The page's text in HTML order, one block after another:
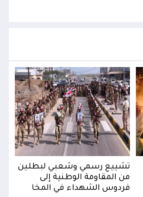
تشييع رسمي وشعبي لبطلين
من المقاومة الوطنية إلى
فردوس الشهداء في المخا